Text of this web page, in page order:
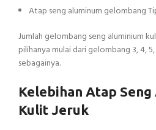
Atap seng aluminum gelombang
Jumlah gelombang seng aluminium
pilihanya mulai dari gelombang 3, 4, 5,
sebagainya.
Kelebihan Atap
Kulit Jeruk